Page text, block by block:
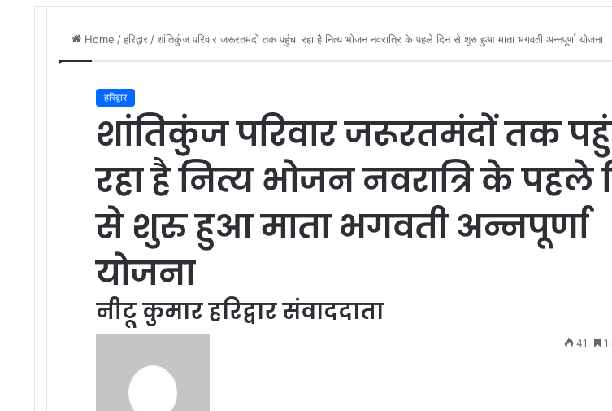
Home /हरिद्वार/शांतिकुंज परिवार जरूरतमंदों तक पहुंचा रहा है नित्य भोजन नवरात्रि के पहले दिन से शुरु हुआ माता भगवती अन्नपूर्णा योजना
हरिद्वार
शांतिकुंज परिवार जरूरतमंदों तक
रहा है नित्य भोजन नवरात्रि के पहले
से शुरु हुआ माता भगवती अन्नपूर्णा
योजना
नीटू कुमार हरिद्वार संवाददाता
41 1